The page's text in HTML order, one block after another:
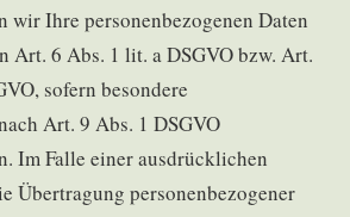
wir Ihre personenbezogenen Daten
Art. 6 Abs. 1 lit. a DSGVO bzw. Art.
sofern besondere
Art. 9 Abs. 1 DSGVO
Im Falle einer ausdrücklichen
Übertragung personenbezogener